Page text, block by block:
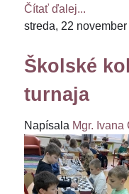
Čítať ďalej...
streda, 22
Školské
turnaja
Napísala Mgr. Ivana